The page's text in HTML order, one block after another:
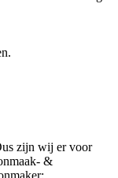
zijn wij er voor
&